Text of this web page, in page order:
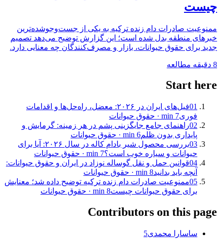
چیست
ممنوعیت صادرات دام زنده ترکیه به یکی از جست‌وجوشده‌ترین
خبرهای منطقه بدل شده است؛ این گزارش توضیح می‌دهد تصمیم
جدید برای حقوق حیوانات، بازار و مصرف‌کنندگان چه معنایی دارد.
8 دقیقه مطالعه
Start here
01
فیل‌های ایران در ۲۰۲۶: معضل، راه‌حل‌ها و اقدامات
فوری7
حقوق حیوانات
02راهنمای جامع جایگزینی پشم در هر زمینه: گرمایش و
پایداری بدون ظلم6
حقوق حیوانات
03
بررسی محصول شیر بادام کاله در سال ۲۰۲۶: آیا برای
حیوانات و سیاره خوب است؟7
حقوق حیوانات
04قوانین حمل و نقل گوساله نوزاد در ایران و حقوق حیوانات:
آنچه باید بدانید8
حقوق حیوانات
05ممنوعیت صادرات دام زنده ترکیه توضیح داده شد؛ معنایش
برای حقوق حیوانات چیست8 حقوق حیوانات
Contributors on this page
ساسارا محمدی5